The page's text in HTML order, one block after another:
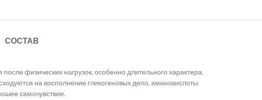
СОСТАВ
физических нагрузок, особенно длительного характера.
на восполнение гликогеновых депо, аминокислоты
самочувствие.